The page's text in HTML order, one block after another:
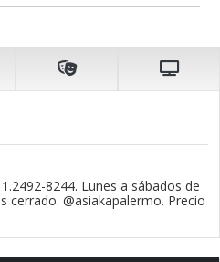
8244. Lunes a sábados de
cerrado. @asiakapalermo. Precio